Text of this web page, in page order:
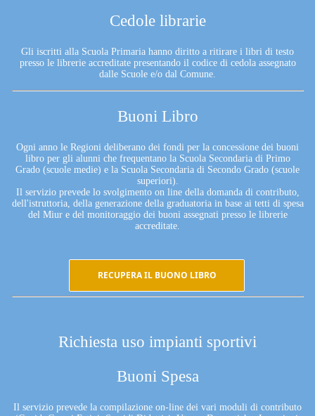
Cedole librarie
Gli iscritti alla Scuola Primaria hanno diritto a ritirare i libri di testo
presso le librerie accreditate presentando il codice di cedola assegnato
dalle Scuole e/o dal Comune.
Buoni Libro
Ogni anno le Regioni deliberano dei fondi per la concessione dei buoni
libro per gli alunni che frequentano la Scuola Secondaria di Primo
Grado (scuole medie) e la Scuola Secondaria di Secondo Grado (scuole
superiori).
Il servizio prevede lo svolgimento on line della domanda di contributo,
dell'istruttoria, della generazione della graduatoria in base ai tetti di spesa
del Miur e del monitoraggio dei buoni assegnati presso le librerie
accreditate.
RECUPERA IL BUONO LIBRO
Richiesta uso impianti sportivi
Buoni Spesa
Il servizio prevede la compilazione on-line dei vari moduli di contributo